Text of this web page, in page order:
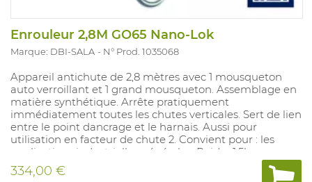
Enrouleur 2,8M GO65 Nano-Lok
Marque: DBI-SALA N° Prod. 1035068
Appareil antichute de 2,8 mètres avec 1 mousqueton
auto verroillant et 1 grand mousqueton. Assemblage en
matière synthétique. Arrête pratiquement
immédiatement toutes les chutes verticales. Sert de lien
entre le point dancrage et le harnais. Aussi pour
utilisation en facteur de chute 2. Convient pour : les
applications industrielles générales. Poids : 1,5kg.
Conforme aux normes : EN360.
334,00 €